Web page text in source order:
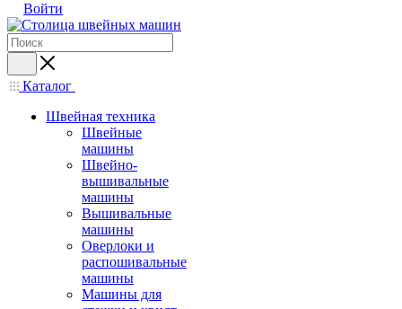
Войти
Каталог
Швейная техника
Швейные
машины
Швейно-
вышивальные
машины
Вышивальные
машины
Оверлоки и
распошивальные
машины
Машины для